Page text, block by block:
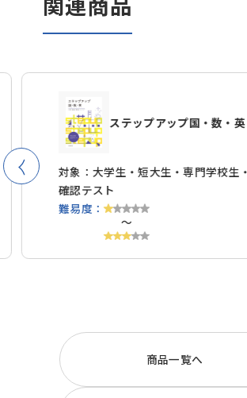
ステップアップ国・数・英
対象：大学生・短大生・専門学校生
確認テスト
難易度：
〜
商品一覧へ